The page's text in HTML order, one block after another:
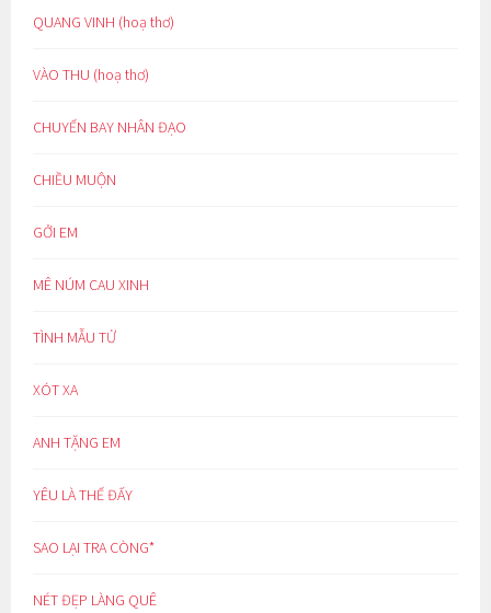
QUANG VINH (hoạ thơ)
VÀO THU (hoạ thơ)
CHUYẾN BAY NHÂN ĐẠO
CHIỀU MUỘN
GỞI EM
MÊ NÚM CAU XINH
TÌNH MẪU TỬ
XÓT XA
ANH TẶNG EM
YÊU LÀ THẾ ĐẤY
SAO LẠI TRA CÒNG*
NÉT ĐẸP LÀNG QUÊ